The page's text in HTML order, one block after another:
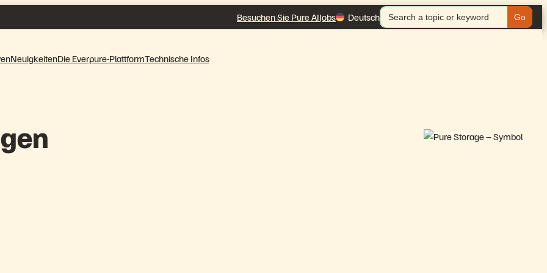
Besuchen Sie Pure AIJobs Deutsch
Search
for:
NeuigkeitenDie Everpure-PlattformTechnische Infos